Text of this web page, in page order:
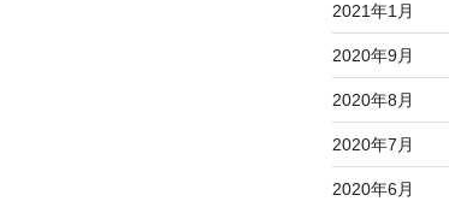
2021年1月
2020年9月
2020年8月
2020年7月
2020年6月